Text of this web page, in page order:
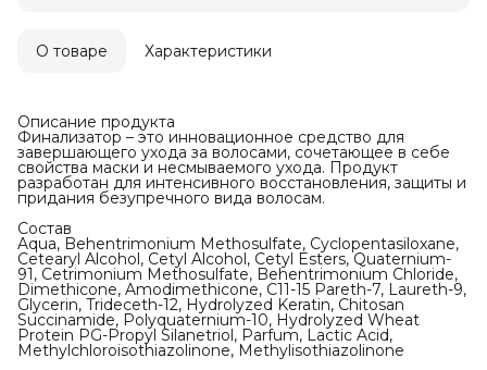
О товаре Характеристики
Описание продукта
Финализатор – это инновационное средство для
завершающего ухода за волосами, сочетающее в себе
свойства маски и несмываемого ухода. Продукт
разработан для интенсивного восстановления, защиты и
придания безупречного вида волосам.
Состав
Aqua, Behentrimonium Methosulfate, Cyclopentasiloxane,
Cеtearyl Alcohol, Cetyl Alcohol, Cetyl Esters, Quaternium-
91, Cetrimonium Methosulfate, Behentrimonium Chloride,
Dimethicone, Amodimethicone, C11-15 Pareth-7, Laureth-9,
Glycerin, Trideceth-12, Hydrolyzed Keratin, Chitosan
Succinamide, Polyquaternium-10, Hydrolyzed Wheat
Protein PG-Propyl Silanetriol, Parfum, Lactic Acid,
Methylchloroisothiazolinone, Methylisothiazolinone